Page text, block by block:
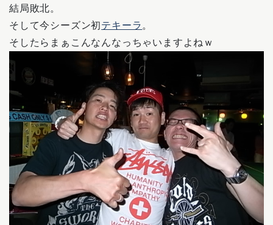
結局敗北。
そして今シーズン初テキーラ 。
そしたらまぁこんなんなっちゃいますよねｗ